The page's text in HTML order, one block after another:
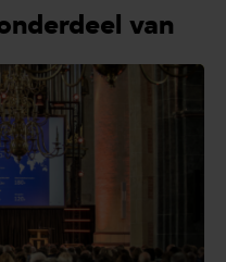
van